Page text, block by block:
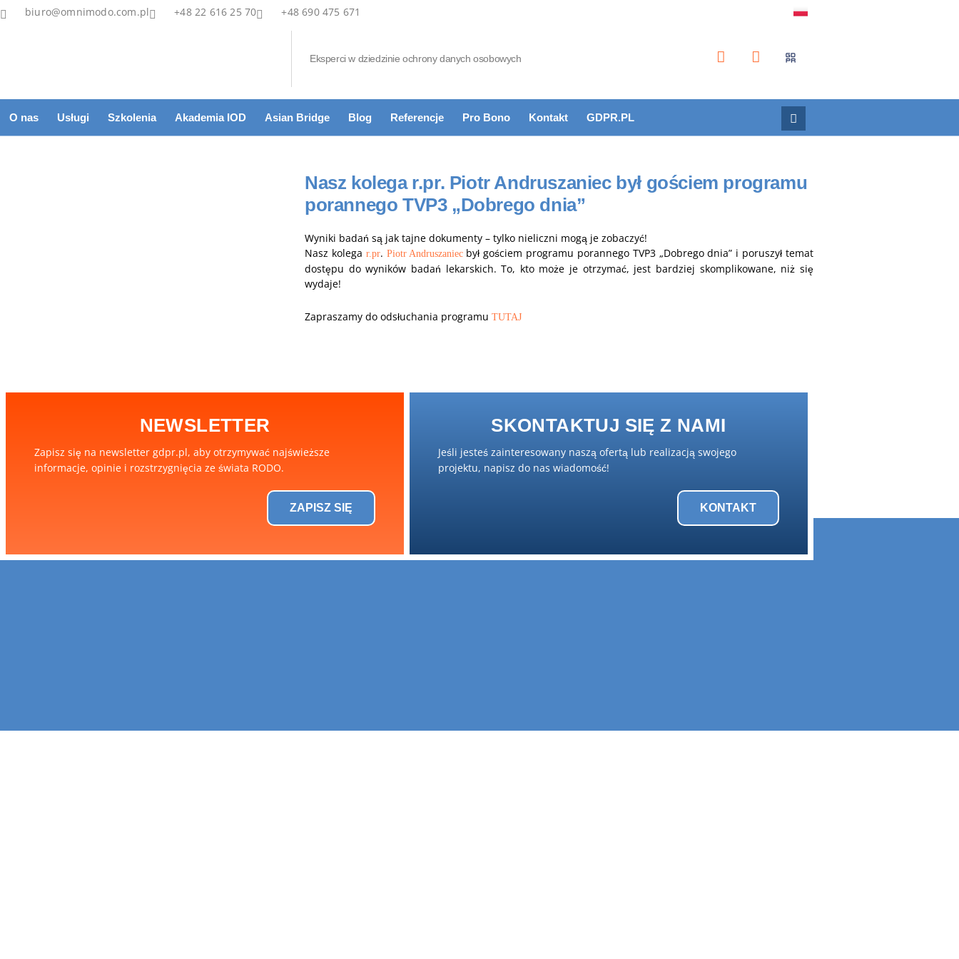
biuro@omnimodo.com.pl +48 22 616 25 70 +48 690 475 671
Eksperci w dziedzinie ochrony danych osobowych
O nas Usługi Szkolenia Akademia IOD Asian Bridge Blog Referencje Pro Bono Kontakt GDPR.PL
Nasz kolega r.pr. Piotr Andruszaniec był gościem programu
porannego TVP3 „Dobrego dnia”
Wyniki badań są jak tajne dokumenty – tylko nieliczni mogą je zobaczyć!
Nasz kolega r.pr. Piotr Andruszaniecbył gościem programu porannego TVP3 „Dobrego dnia” i poruszył temat
dostępu do wyników badań lekarskich. To, kto może je otrzymać, jest bardziej skomplikowane, niż się
wydaje!
Zapraszamy do odsłuchania programu TUTAJ
NEWSLETTER
Zapisz się na newsletter gdpr.pl, aby otrzymywać najświeższe
informacje, opinie i rozstrzygnięcia ze świata RODO.
ZAPISZ SIĘ
SKONTAKTUJ SIĘ Z NAMI
Jeśli jesteś zainteresowany naszą ofertą lub realizacją swojego
projektu, napisz do nas wiadomość!
KONTAKT